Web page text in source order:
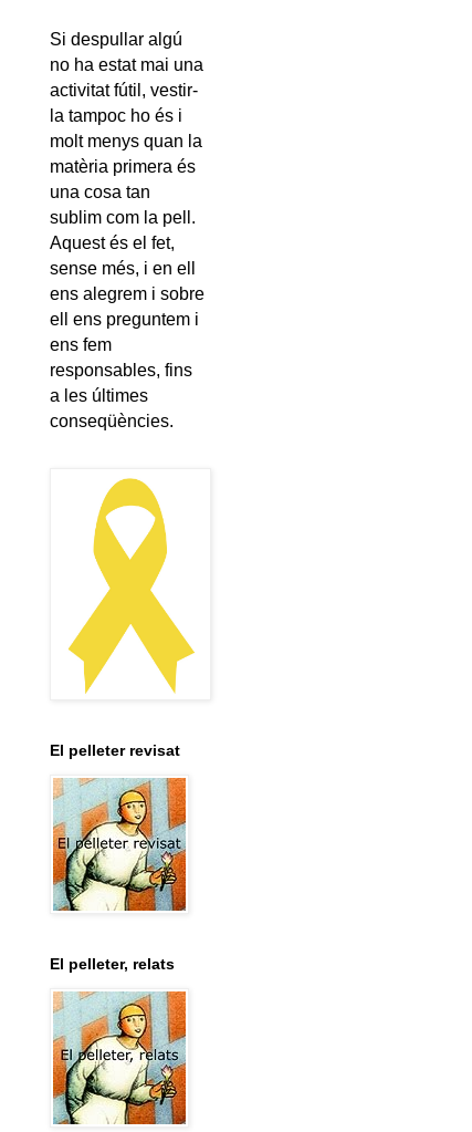
Si despullar algú
no ha estat mai una
activitat fútil, vestir-
la tampoc ho és i
molt menys quan la
matèria primera és
una cosa tan
sublim com la pell.
Aquest és el fet,
sense més, i en ell
ens alegrem i sobre
ell ens preguntem i
ens fem
responsables, fins
a les últimes
conseqüències.
El pelleter revisat
El pelleter, relats